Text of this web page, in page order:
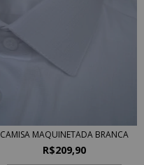
CAMISA MAQUINETADA BRANCA
R$209,90